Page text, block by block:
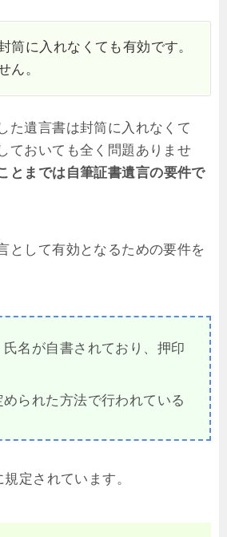
筒に入れなくても有効です。
ん。
た遺言書は封筒に入れなくて
ておいても全く問題ありませ
とまでは自筆証書遺言の要件で
として有効となるための要件を
名が自書されており、押印
られた方法で行われている
定されています。